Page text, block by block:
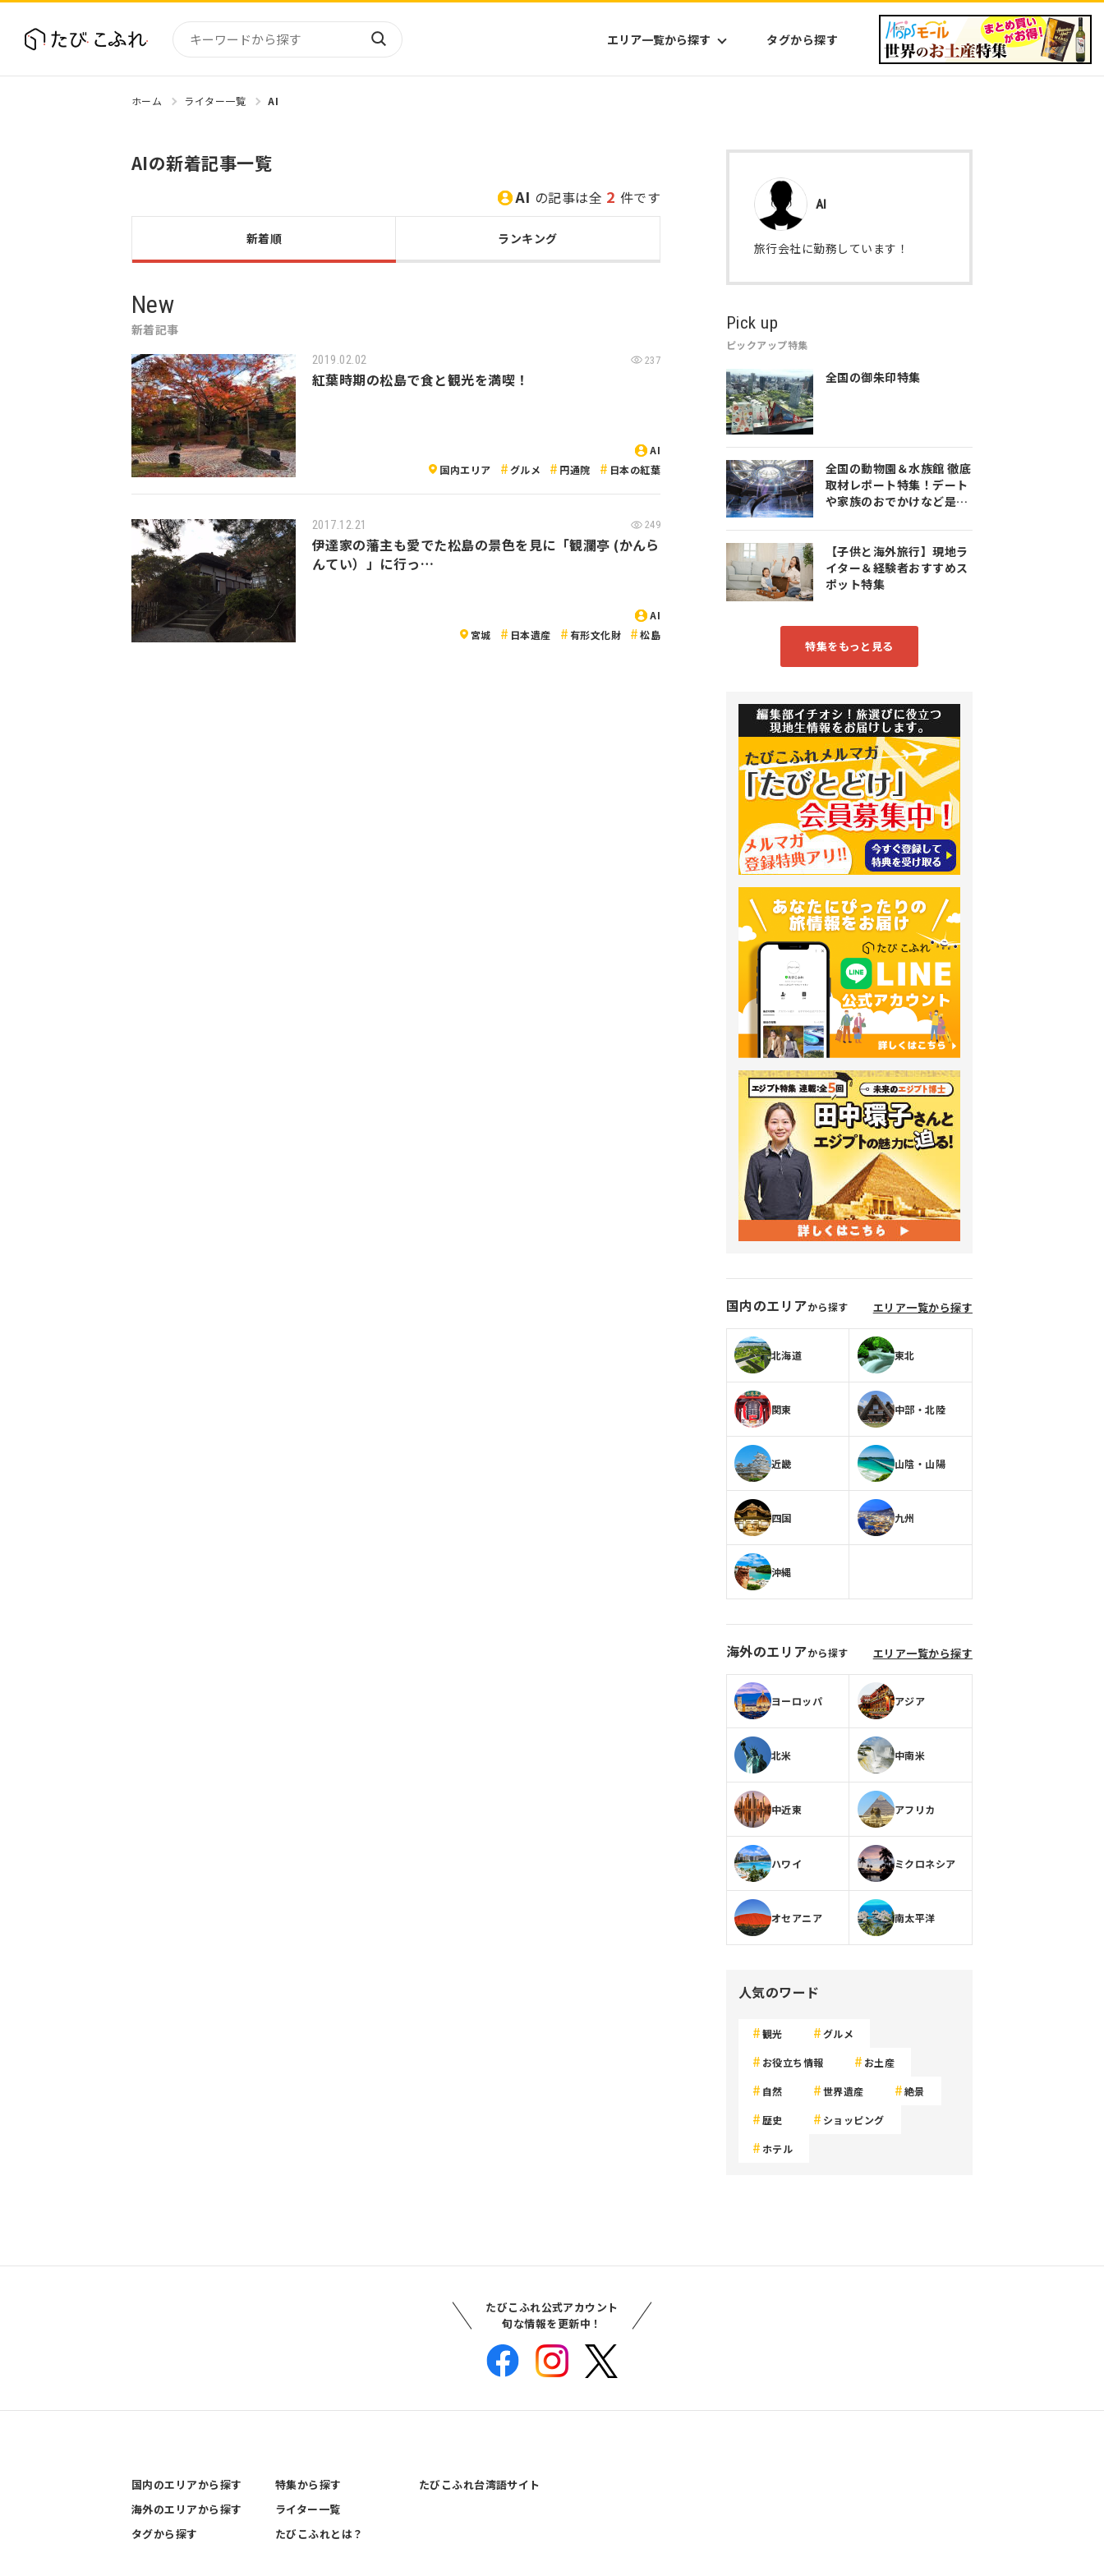
エリア一覧から探す タグから探す
北米
中近東
ミクロネシア
ホーム ライター一覧 AI
AIの新着記事一覧
AI の記事は全 2 件です
新着順 ランキング
New
新着記事
2019.02.02 237
紅葉時期の松島で食と観光を満喫！
AI
国内エリア
グルメ 円通院 日本の紅葉
2017.12.21 249
伊達家の藩主も愛でた松島の景色を見に「観瀾亭 (かんら
んてい）」に行っ…
AI
宮城
日本遺産 有形文化財 松島
AI
旅行会社に勤務しています！
Pick up
ピックアップ特集
全国の御朱印特集
全国の動物園＆水族館 徹底
取材レポート特集！デート
や家族のおでかけなど是非
【子供と海外旅行】現地ラ
イター＆経験者おすすめス
ポット特集
特集をもっと見る
国内のエリアから探す エリア一覧から探す
北海道 東北
関東 中部・北陸
近畿 山陰・山陽
四国 九州
沖縄
海外のエリアから探す エリア一覧から探す
ヨーロッパ アジア
北米 中南米
中近東 アフリカ
ハワイ ミクロネシア
オセアニア 南太平洋
人気のワード
観光 グルメ
お役立ち情報 お土産
自然 世界遺産 絶景
歴史 ショッピング
ホテル
たびこふれ公式アカウント
旬な情報を更新中！
国内のエリアから探す
海外のエリアから探す
タグから探す
特集から探す
ライター一覧
たびこふれとは？
たびこふれ台湾語サイト